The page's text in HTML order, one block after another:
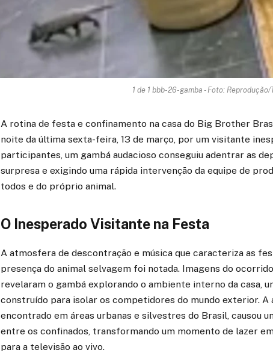
1 de 1 bbb-26-gamba - Foto: Reprodução/
A rotina de festa e confinamento na casa do Big Brother
noite da última sexta-feira, 13 de março, por um visitante
participantes, um gambá audacioso conseguiu adentrar as
surpresa e exigindo uma rápida intervenção da equipe de
todos e do próprio animal.
O Inesperado Visitante na Festa
A atmosfera de descontração e música que caracteriza as
presença do animal selvagem foi notada. Imagens do
revelaram o gambá explorando o ambiente interno da casa,
construído para isolar os competidores do mundo exterior. A
encontrado em áreas urbanas e silvestres do Brasil, causou
entre os confinados, transformando um momento de lazer
para a televisão ao vivo.